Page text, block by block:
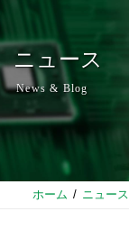
プ
動ニュース
News & Blog
ホーム ニュース